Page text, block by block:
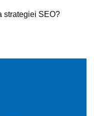
strategiei SEO?